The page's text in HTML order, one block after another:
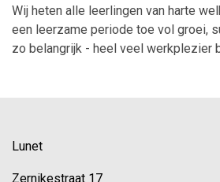
Wij heten alle leerlingen van harte
een leerzame periode toe vol groei,
zo belangrijk - heel veel werkplezier
Lunet
Zernikestraat 17